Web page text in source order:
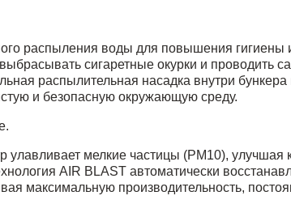
распыления воды для повышения гигиены
сигаретные окурки и проводить
распылительная насадка внутри бункера
и безопасную окружающую среду.
мелкие частицы (PM10), улучшая
AIR BLAST автоматически
максимальную производительность,